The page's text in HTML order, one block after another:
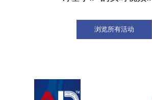
浏览所有活动